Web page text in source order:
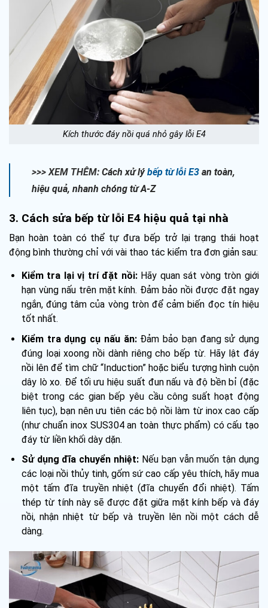
Kích thước đáy nồi quá nhỏ gây lỗi E4
>>> XEM THÊM: Cách xử lýbếp từ lỗi E3 an toàn,
hiệu quả, nhanh chóng từ A-Z
3. Cách sửa bếp từ lỗi E4 hiệu quả tại nhà
Bạn hoàn toàn có thể tự đưa bếp trở lại trạng thái hoạt
động bình thường chỉ với vài thao tác kiểm tra đơn giản sau:
Kiểm tra lại vị trí đặt nồi:Hãy quan sát vòng tròn giới
hạn vùng nấu trên mặt kính. Đảm bảo nồi được đặt ngay
ngắn, đúng tâm của vòng tròn để cảm biến đọc tín hiệu
tốt nhất.
Kiểm tra dụng cụ nấu ăn:Đảm bảo bạn đang sử dụng
đúng loại xoong nồi dành riêng cho bếp từ. Hãy lật đáy
nồi lên để tìm chữ “Induction” hoặc biểu tượng hình cuộn
dây lò xo. Để tối ưu hiệu suất đun nấu và độ bền bỉ (đặc
biệt trong các gian bếp yêu cầu công suất hoạt động
liên tục), bạn nên ưu tiên các bộ nồi làm từ inox cao cấp
(như chuẩn inox SUS304 an toàn thực phẩm) có cấu tạo
đáy từ liền khối dày dặn.
Sử dụng đĩa chuyển nhiệt: Nếu bạn vẫn muốn tận dụng
các loại nồi thủy tinh, gốm sứ cao cấp yêu thích, hãy mua
một tấm đĩa truyền nhiệt (đĩa chuyển đổi nhiệt). Tấm
thép từ tính này sẽ được đặt giữa mặt kính bếp và đáy
nồi, nhận nhiệt từ bếp và truyền lên nồi một cách dễ
dàng.